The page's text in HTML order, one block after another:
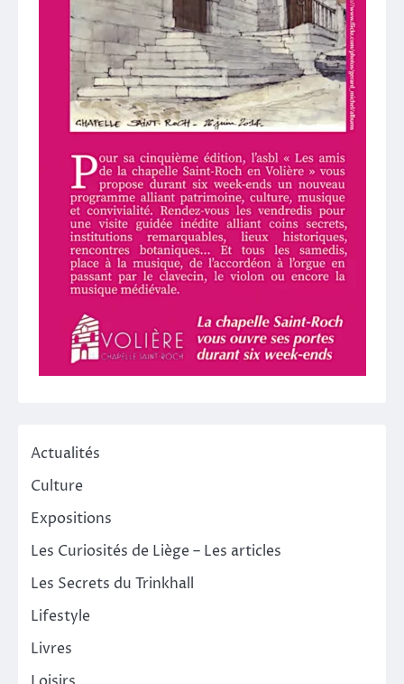
Actualités
Culture
Expositions
Les Curiosités de Liège – Les articles
Les Secrets du Trinkhall
Lifestyle
Livres